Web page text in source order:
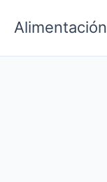
Alimentación